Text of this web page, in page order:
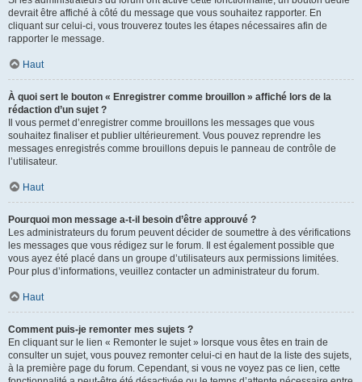
devrait être affiché à côté du message que vous souhaitez rapporter. En
cliquant sur celui-ci, vous trouverez toutes les étapes nécessaires afin de
rapporter le message.
Haut
À quoi sert le bouton « Enregistrer comme brouillon » affiché lors de la
rédaction d’un sujet ?
Il vous permet d’enregistrer comme brouillons les messages que vous
souhaitez finaliser et publier ultérieurement. Vous pouvez reprendre les
messages enregistrés comme brouillons depuis le panneau de contrôle de
l’utilisateur.
Haut
Pourquoi mon message a-t-il besoin d’être approuvé ?
Les administrateurs du forum peuvent décider de soumettre à des vérifications
les messages que vous rédigez sur le forum. Il est également possible que
vous ayez été placé dans un groupe d’utilisateurs aux permissions limitées.
Pour plus d’informations, veuillez contacter un administrateur du forum.
Haut
Comment puis-je remonter mes sujets ?
En cliquant sur le lien « Remonter le sujet » lorsque vous êtes en train de
consulter un sujet, vous pouvez remonter celui-ci en haut de la liste des sujets,
à la première page du forum. Cependant, si vous ne voyez pas ce lien, cette